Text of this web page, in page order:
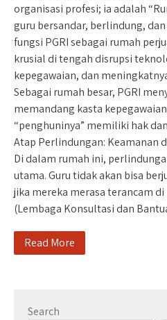
organisasi profesi; ia adalah
guru bersandar, berlindung,
fungsi PGRI sebagai rumah
krusial di tengah disrupsi
kepegawaian, dan
Sebagai rumah besar, PGRI
memandang kasta
“penghuninya” memiliki hak
Atap Perlindungan: Keamanan
Di dalam rumah ini,
utama. Guru tidak akan bisa
jika mereka merasa terancam
(Lembaga Konsultasi dan
Read More
Search